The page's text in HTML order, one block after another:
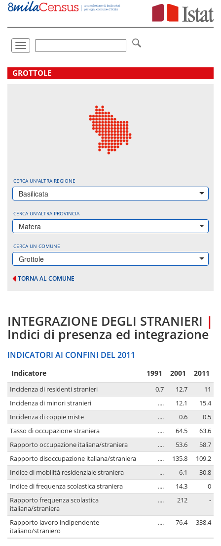
Vai
direttamente
Toggle
navigation
.
GROTTOLE
CERCA UN'ALTRA REGIONE
Basilicata
CERCA UN'ALTRA PROVINCIA
Matera
CERCA UN COMUNE
Grottole
TORNA AL COMUNE
INTEGRAZIONE DEGLI STRANIERI |
Indici di presenza ed integrazione
INDICATORI AI CONFINI DEL 2011
Indicatore 1991 2001 2011
Incidenza di residenti stranieri 0.7 12.7
11
Incidenza di minori stranieri
.... 12.1
15.4
Incidenza di coppie miste
.... 0.6
0.5
Tasso di occupazione straniera
.... 64.5
63.6
Rapporto occupazione italiana/straniera
.... 53.6
58.7
Rapporto disoccupazione italiana/straniera
.... 135.8
109.2
Indice di mobilità residenziale straniera
... 6.1
30.8
Indice di frequenza scolastica straniera
.... 14.3
0
Rapporto frequenza scolastica
italiana/straniera
.... 212 -
Rapporto lavoro indipendente
italiano/straniero
.... 76.4 338.4